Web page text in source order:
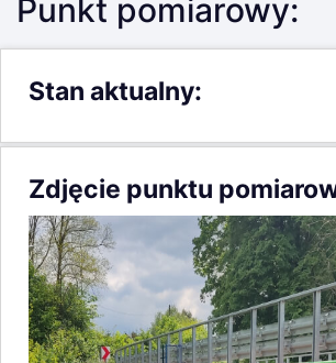
Punkt pomiarowy:
Stan aktualny:
Zdjęcie punktu